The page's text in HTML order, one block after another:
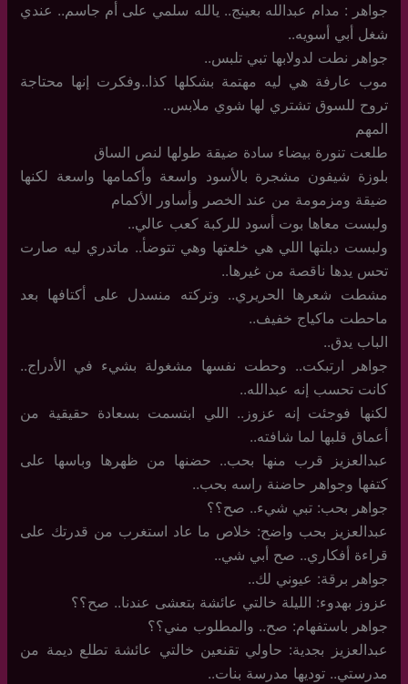
جواهر : مدام عبدالله بعينج.. يالله سلمي على أم جاسم.. عندي
شغل أبي أسويه..
جواهر نطت لدولابها تبي تلبس..
موب عارفة هي ليه مهتمة بشكلها كذا..وفكرت إنها محتاجة
تروح للسوق تشتري لها شوي ملابس..
المهم
طلعت تنورة بيضاء سادة ضيقة طولها لنص الساق
بلوزة شيفون مشجرة بالأسود واسعة وأكمامها واسعة لكنها
ضيقة ومزمومة من عند الخصر وأساور الأكمام
ولبست معاها بوت أسود للركبة كعب عالي..
ولبست دبلتها اللي هي خلعتها وهي تتوضأ.. ماتدري ليه صارت
تحس يدها ناقصة من غيرها..
مشطت شعرها الحريري.. وتركته منسدل على أكتافها بعد
ماحطت ماكياج خفيف..
الباب يدق..
جواهر ارتبكت.. وحطت نفسها مشغولة بشيء في الأدراج..
كانت تحسب إنه عبدالله..
لكنها فوجئت إنه عزوز.. اللي ابتسمت بسعادة حقيقية من
أعماق قلبها لما شافته..
عبدالعزيز قرب منها بحب.. حضنها من ظهرها وباسها على
كتفها وجواهر حاضنة راسه بحب..
جواهر بحب: تبي شيء.. صح؟؟
عبدالعزيز بحب واضح: خلاص ما عاد استغرب من قدرتك على
قراءة أفكاري.. صح أبي شي..
جواهر برقة: عيوني لك..
عزوز بهدوء: الليلة خالتي عائشة بتعشى عندنا.. صح؟؟
جواهر باستفهام: صح.. والمطلوب مني؟؟
عبدالعزيز بجدية: حاولي تقنعين خالتي عائشة تطلع ديمة من
مدرستي.. توديها مدرسة بنات..